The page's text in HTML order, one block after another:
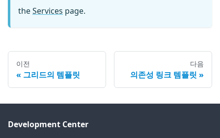
theServices page.
이전
그리드의 템플릿
다음
의존성 링크 템플릿
Development Center